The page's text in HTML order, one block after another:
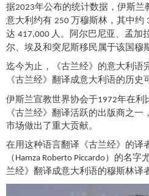
据2023年公布的统计数据，伊斯兰
意大利约有 250 万穆斯林，其中约
达 417,000 人。阿尔巴尼亚、孟加
尔、埃及和突尼斯移民属于该国穆
迄今为止，《古兰经》的意大利语
《古兰经》翻译成意大利语的历史
伊斯兰宣教世界协会于1972年在利
《古兰经》 翻译活跃的出版商之一
市场做出了重大贡献。
在用这种语言翻译《古兰经》的译
（ Hamza Roberto Piccardo）的名字
兰经》翻译成意大利语的穆斯林译